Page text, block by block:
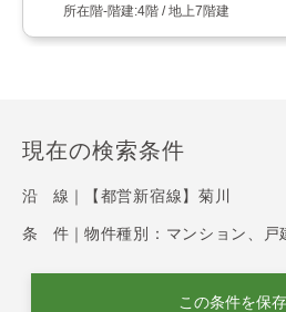
4階 / 地上7階建
現在の検索条件
沿 線｜ 【都営新宿線】菊川
条 件｜ 物件種別：マンション、戸
この条件を保